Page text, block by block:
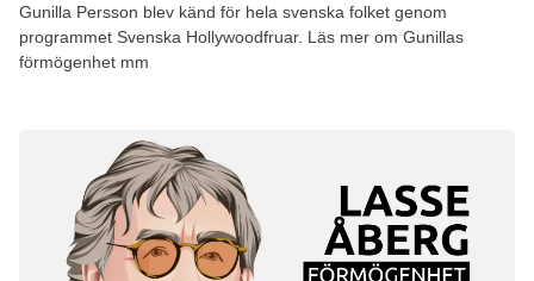
Gunilla Persson blev känd för hela svenska folket genom
programmet Svenska Hollywoodfruar. Läs mer om Gunillas
förmögenhet mm